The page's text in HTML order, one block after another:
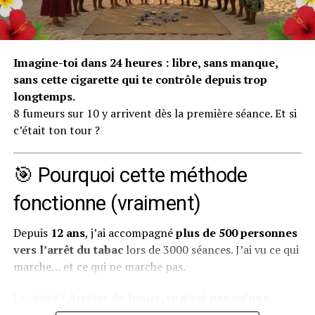
intérieures, celles que tu possèdes déjà mais que tu
n’arrives pas à mobiliser seul.
Pourquoi on s’habitue à aller
mal (et pourquoi c’est
dangereux)
Notre cerveau est une machine d’adaptation
extraordinaire. Il cherche constamment à économiser
de l’énergie et à créer des automatismes. Quand tu vis
dans un état de mal-être prolongé — que ce soit de la
tristesse, de l’anxiété, de la colère ou du
découragement — ton cerveau finit par considérer
cet état comme “normal”. C’est ce qu’on appelle en
psychologie unehabitude émotionnelle
Imagine-toi dans 24 heures : libre, sans manque,
sans cette cigarette qui te contrôle depuis trop
longtemps.
8 fumeurs sur 10 y arrivent dès la première séance. Et si
c’était ton tour ?
🎯 Pourquoi cette méthode
fonctionne (vraiment)
Depuis 12 ans, j’ai accompagnéplus de 500 personnes
vers l’arrêt du tabaclors de 3000 séances. J’ai vu ce qui
marche… et ce qui ne marche pas.